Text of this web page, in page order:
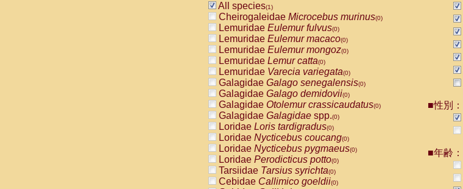
All species(1)
Cheirogaleidae Microcebus murinus(0)
Lemuridae Eulemur fulvus(0)
Lemuridae Eulemur macaco(0)
Lemuridae Eulemur mongoz(0)
Lemuridae Lemur catta(0)
Lemuridae Varecia variegata(0)
Galagidae Galago senegalensis(0)
Galagidae Galago demidovii(0)
Galagidae Otolemur crassicaudatus(0)
Galagidae Galagidae spp.(0)
Loridae Loris tardigradus(0)
Loridae Nycticebus coucang(0)
Loridae Nycticebus pygmaeus(0)
Loridae Perodicticus potto(0)
Tarsiidae Tarsius syrichta(0)
Cebidae Callimico goeldii(0)
■性別：
■年齢：